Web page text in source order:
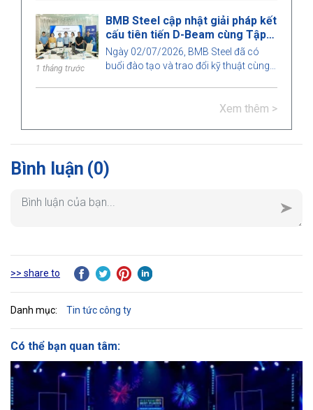
Construction Technologies for
Sustainable Development 2026 (CTSD
2026)", do Khoa Xây dựng, Trường Đại
học Kiến trúc TP. Hồ Chí Minh tổ chức.
1 tháng trước
BMB Steel cập nhật giải pháp kết
cấu tiên tiến D-Beam cùng Tập
đoàn Okaya
Ngày 02/07/2026, BMB Steel đã có
buổi đào tạo và trao đổi kỹ thuật cùng
sàn bê tông dự ứng lực (Hollow Core)
Xem thêm >
Bình luận (0)
>> share to
Danh mục: Tin tức công ty
Có thể bạn quan tâm: